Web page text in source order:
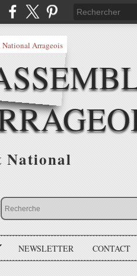
National
NEWSLETTER CONTACT